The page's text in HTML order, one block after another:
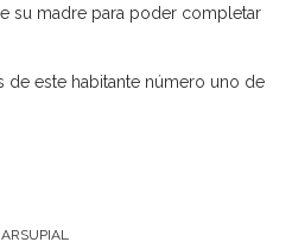
su madre para poder completar
de este habitante número uno de